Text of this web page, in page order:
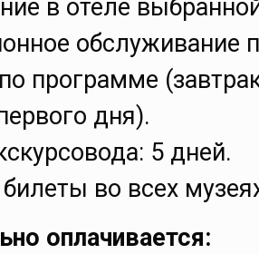
в отеле
обслуживание
программе
дня).
5 дней.
во всех
оплачивается: